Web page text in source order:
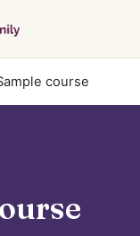
course